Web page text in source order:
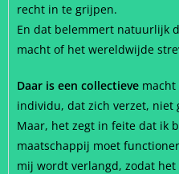
recht in te grijpen.
En dat belemmert natuurlijk
macht of het wereldwijde
Daar is een collectieve macht
individu, dat zich verzet, niet
Maar, het zegt in feite dat ik
maatschappij moet
mij wordt verlangd, zodat